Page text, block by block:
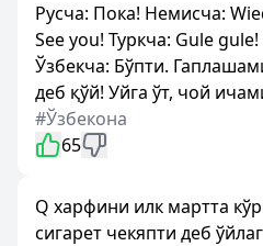
Русча: Пока! Немисча:
See you! Туркча: Gule gule!
Ўзбекча: Бўпти.
деб қўй! Уйга ўт, чой
#Ўзбекона
65
Q харфини илк мартта
сигарет чекяпти деб